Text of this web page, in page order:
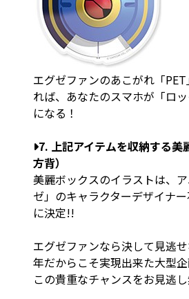
エグゼファンのあこがれ「
れば、あなたのスマホが「ロ
になる！
7. 上記アイテムを収納する美
方背）
美麗ボックスのイラストは、
ゼ」のキャラクターデザイナ
に決定!!
エグゼファンなら決して見逃
年だからこそ実現出来た大型企
この貴重なチャンスをお見逃